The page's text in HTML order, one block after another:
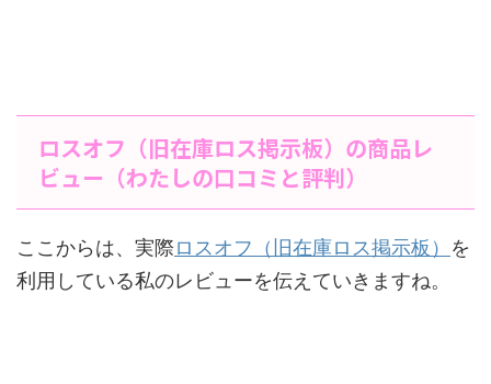
ロスオフ（旧在庫ロス掲示板）の商品レ
ビュー（わたしの口コミと評判）
ここからは、実際ロスオフ（旧在庫ロス掲示板） を
利用している私のレビューを伝えていきますね。